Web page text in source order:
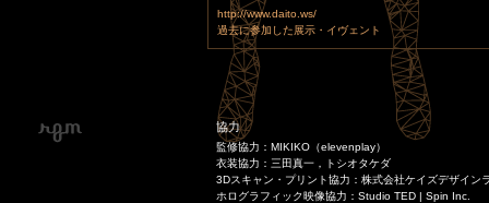
http://www.daito.ws/
過去に参加した展示・イヴェント
協力
監修協力：MIKIKO（elevenplay）
衣装協力：三田真一，トシオタケダ
3Dスキャン・プリント協力：株式会社ケイズデザイン
ホログラフィック映像協力：Studio TED | Spin Inc.